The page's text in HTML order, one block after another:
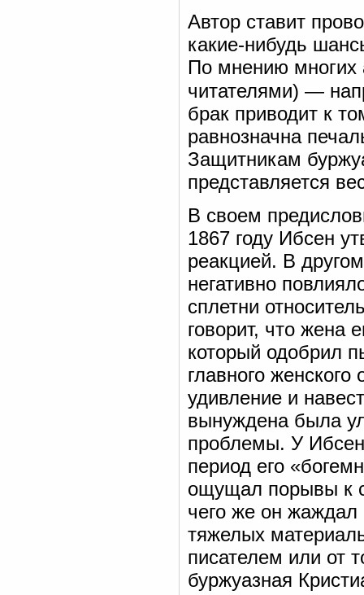
Автор ставит
какие-нибудь
По мнению многих
читателями) —
брак приводит к
равнозначна
Защитникам
представляется
В своем
1867 году Ибсен
реакцией. В
негативно
сплетни
говорит, что жена
который одобрил
главного
удивление и
вынуждена была
проблемы. У
период его
ощущал порывы к
чего же он жаждал
тяжелых
писателем или от
буржуазная